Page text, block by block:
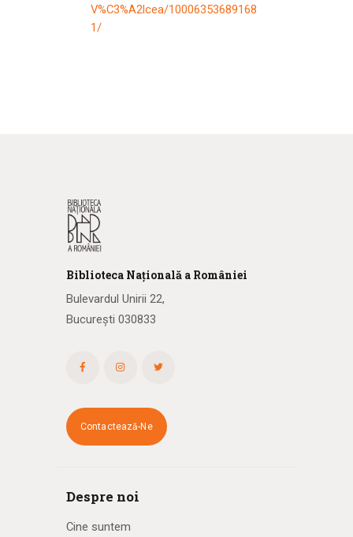
V%C3%A2lcea/10006353689168
1/
Biblioteca Națională a României
Bulevardul Unirii 22,
București 030833
Contactează-Ne
Despre noi
Cine suntem